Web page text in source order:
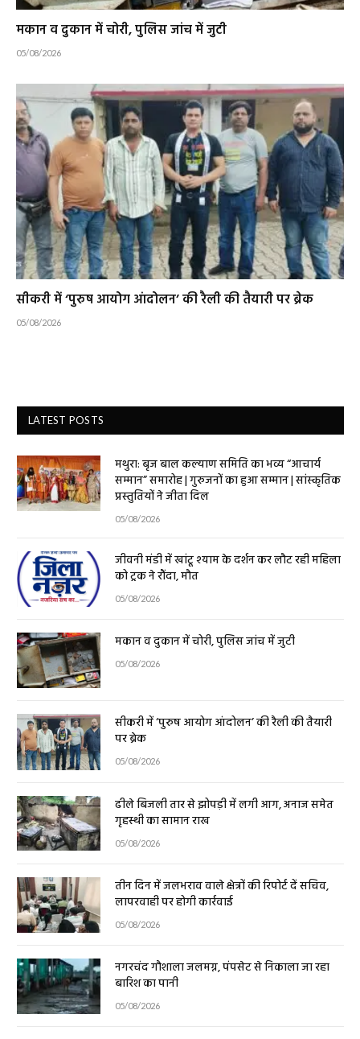
मकान व दुकान में चोरी, पुलिस जांच में जुटी
05/08/2026
सीकरी में ‘पुरुष आयोग आंदोलन’ की रैली की तैयारी पर ब्रेक
05/08/2026
LATEST POSTS
मथुरा: बृज बाल कल्याण समिति का भव्य “आचार्य
सम्मान” समारोह | गुरुजनों का हुआ सम्मान | सांस्कृतिक
प्रस्तुतियों ने जीता दिल
05/08/2026
जीवनी मंडी में खांटू श्याम के दर्शन कर लौट रही महिला
को ट्रक ने रौंदा, मौत
05/08/2026
मकान व दुकान में चोरी, पुलिस जांच में जुटी
05/08/2026
सीकरी में ‘पुरुष आयोग आंदोलन’ की रैली की तैयारी
पर ब्रेक
05/08/2026
ढीले बिजली तार से झोपड़ी में लगी आग, अनाज समेत
गृहस्थी का सामान राख
05/08/2026
तीन दिन में जलभराव वाले क्षेत्रों की रिपोर्ट दें सचिव,
लापरवाही पर होगी कार्रवाई
05/08/2026
नगरचंद गौशाला जलमग्न, पंपसेट से निकाला जा रहा
बारिश का पानी
05/08/2026